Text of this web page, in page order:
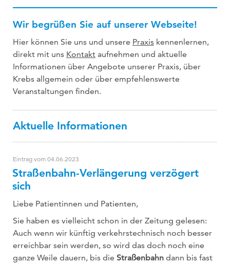
Wir begrüßen Sie auf unserer Webseite!
Hier können Sie uns und unsere Praxis kennenlernen,
direkt mit uns Kontakt aufnehmen und aktuelle
Informationen über Angebote unserer Praxis, über
Krebs allgemein oder über empfehlenswerte
Veranstaltungen finden.
Aktuelle Informationen
Eintrag vom 04.06.2023
Straßenbahn-Verlängerung verzögert
sich
Liebe Patientinnen und Patienten,
Sie haben es vielleicht schon in der Zeitung gelesen:
Auch wenn wir künftig verkehrstechnisch noch besser
erreichbar sein werden, so wird das doch noch eine
ganze Weile dauern, bis die Straßenbahn dann bis fast